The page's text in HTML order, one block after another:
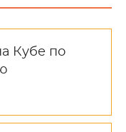
Кубе по